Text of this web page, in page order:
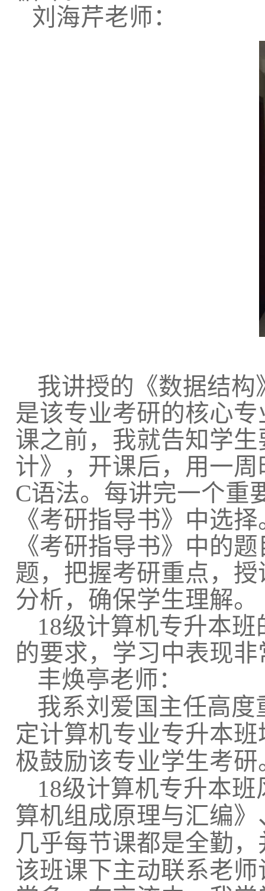
刘海芹老师：
我讲授的《数据结
是该专业考研的核心
课之前，我就告知学
计》，开课后，用一
C语法。每讲完一个重
《考研指导书》中选
《考研指导书》中的
题，把握考研重点，
分析，确保学生理解。
18级计算机专升本
的要求，学习中表现
丰焕亭老师：
我系刘爱国主任高
定计算机专业专升本
极鼓励该专业学生考研
18级计算机专升本
算机组成原理与汇编
几乎每节课都是全勤
该班课下主动联系老